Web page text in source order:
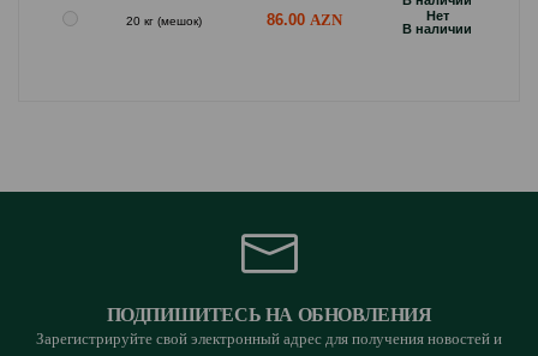
20 кг (мешок) 86.00
Hет
B наличии
ПОДПИШИТЕСЬ НА ОБНОВЛЕНИЯ
Зарегистрируйте свой электронный адрес для получения новостей и